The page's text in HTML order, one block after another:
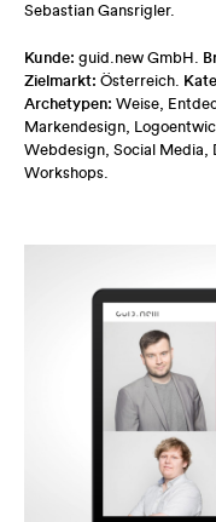
Sebastian Gansrigler.
Kunde: guid.new GmbH.
Zielmarkt: Österreich.
Archetypen: Weise,
Markendesign,
Webdesign, Social Media,
Workshops.